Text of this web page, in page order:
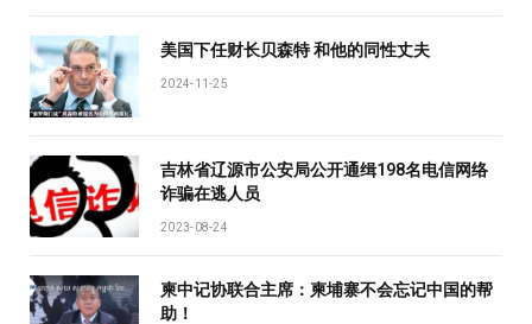
美国下任财长贝森特 和他的同性丈夫
2024-11-25
吉林省辽源市公安局公开通缉198名电信网络
诈骗在逃人员
2023-08-24
柬中记协联合主席：柬埔寨不会忘记中国的帮
助！